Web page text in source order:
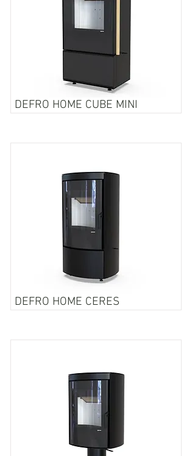
DEFRO HOME CUBE MINI
DEFRO HOME CERES